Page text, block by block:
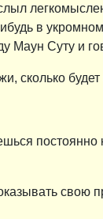
в
Маун Суту и
сколько
постоянно
свою